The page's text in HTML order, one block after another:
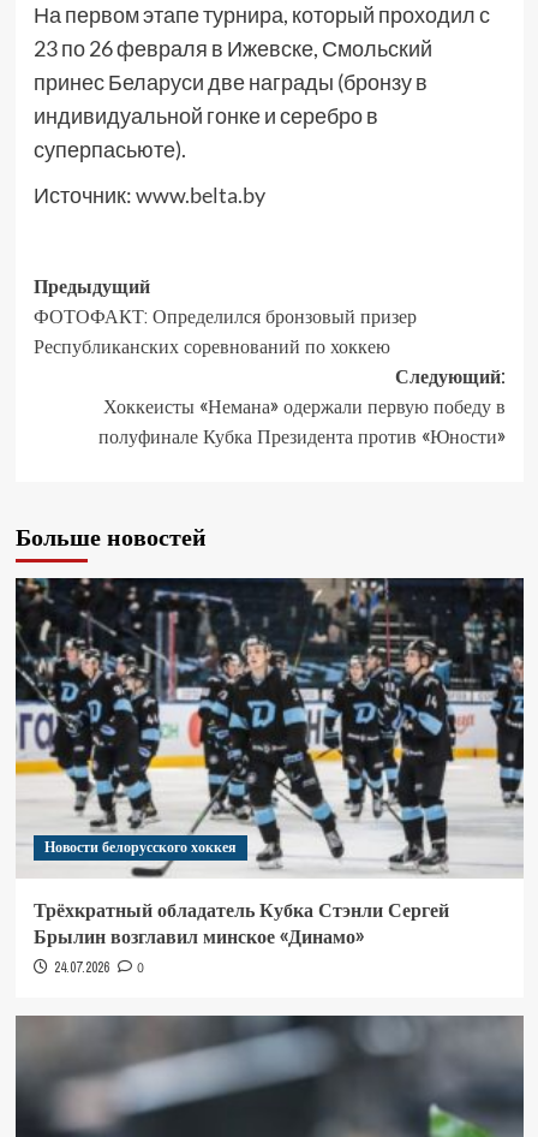
На первом этапе турнира, который проходил с
23 по 26 февраля в Ижевске, Смольский
принес Беларуси две награды (бронзу в
индивидуальной гонке и серебро в
суперпасьюте).
Источник:www.belta.by
Предыдущий
ФОТОФАКТ: Определился бронзовый призер
Республиканских соревнований по хоккею
Следующий:
Хоккеисты «Немана» одержали первую победу в
полуфинале Кубка Президента против «Юности»
Больше новостей
Новости белорусского хоккея
Трёхкратный обладатель Кубка Стэнли Сергей
Брылин возглавил минское «Динамо»
24.07.2026 0